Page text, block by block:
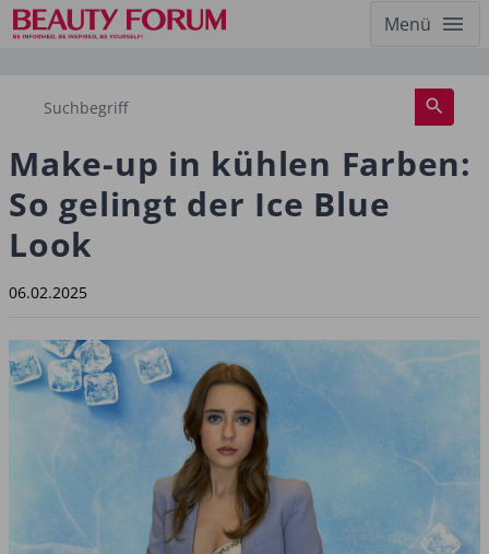
Menü
Make-up in kühlen Farben:
So gelingt der Ice Blue
Look
06.02.2025